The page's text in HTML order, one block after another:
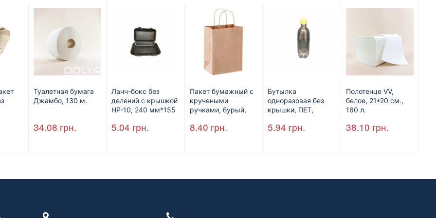
ящ)
Туалетная бумага
Джамбо, 130 м.
34.08 грн.
Ланч-бокс без
делений с крышкой
HP-10, 240 мм*155
1300 мл,
5.04 грн.
Пакет бумажный с
кручеными
ручками, бурый,
мм*140 мм.
8.40 грн.
Бутылка
одноразовая без
крышки, ПЕТ,
мм.
5.94 грн.
Полотенце VV,
белое, 21*20 см.,
160 л.
38.10 грн.